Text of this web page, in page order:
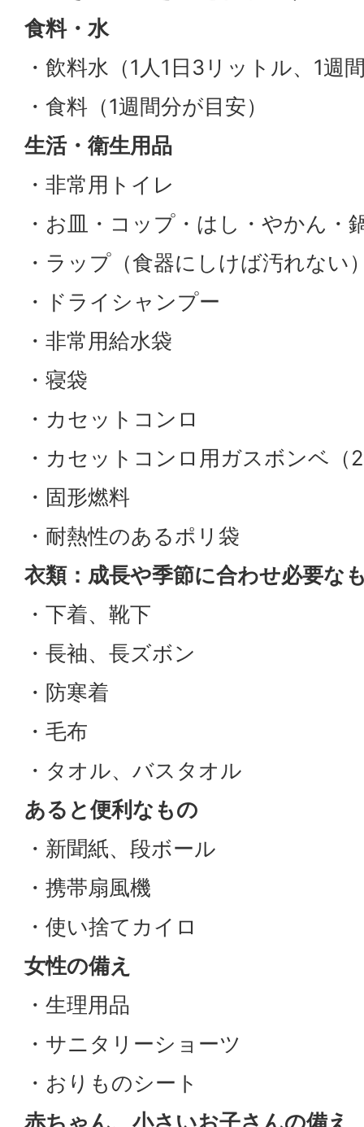
食料・水
・飲料水（1人1日3リットル、1週
・食料（1週間分が目安）
生活・衛生用品
・非常用トイレ
・お皿・コップ・はし・やかん・
・ラップ（食器にしけば汚れない
・ドライシャンプー
・非常用給水袋
・寝袋
・カセットコンロ
・カセットコンロ用ガスボンベ（
・固形燃料
・耐熱性のあるポリ袋
衣類：成長や季節に合わせ必要な
・下着、靴下
・長袖、長ズボン
・防寒着
・毛布
・タオル、バスタオル
あると便利なもの
・新聞紙、段ボール
・携帯扇風機
・使い捨てカイロ
女性の備え
・生理用品
・サニタリーショーツ
・おりものシート
赤ちゃん、小さいお子さんの備え